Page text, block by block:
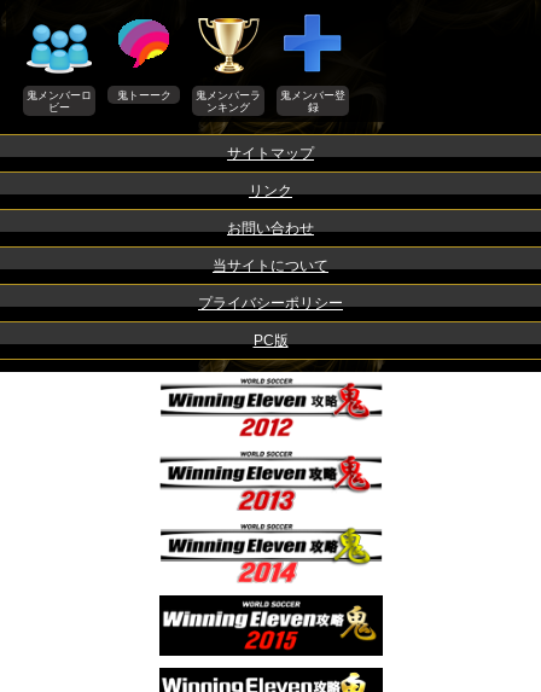
鬼メンバーロ
ビー
鬼トーーク
鬼メンバーラ
ンキング
鬼メンバー登
録
サイトマップ
リンク
お問い合わせ
当サイトについて
プライバシーポリシー
PC版